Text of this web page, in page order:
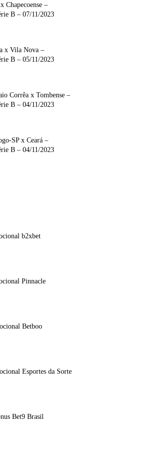
Chapecoense –
B – 07/11/2023
x Vila Nova –
B – 05/11/2023
Corrêa x Tombense –
B – 04/11/2023
SP x Ceará –
B – 04/11/2023
b2xbet
Pinnacle
Betboo
Esportes da Sorte
Bet9 Brasil